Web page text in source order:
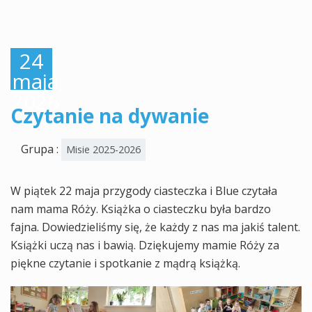
24
maja,
2026
Czytanie na dywanie
Grupa : Misie 2025-2026
W piątek 22 maja przygody ciasteczka i Blue czytała
nam mama Róży. Książka o ciasteczku była bardzo
fajna. Dowiedzieliśmy się, że każdy z nas ma jakiś talent.
Książki uczą nas i bawią. Dziękujemy mamie Róży za
piękne czytanie i spotkanie z mądrą książką.